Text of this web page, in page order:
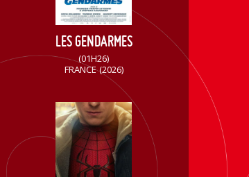
LES GENDARMES
(01H26)
FRANCE (2026)